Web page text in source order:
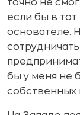
точно не
если бы в
основателе.
бы у меня не
собственных